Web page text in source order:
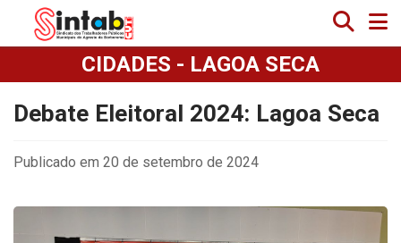
CIDADES - LAGOA SECA
Debate Eleitoral 2024: Lagoa Seca
Publicado em 20 de setembro de 2024